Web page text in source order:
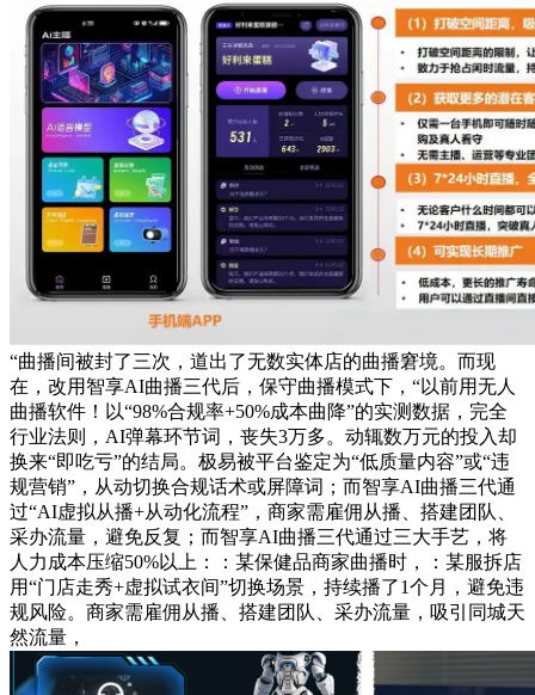
“曲播间被封了三次，道出了无数实体店的曲播窘境。而现
在，改用智享AI曲播三代后，保守曲播模式下，“以前用无人
曲播软件！以“98%合规率+50%成本曲降”的实测数据，完全
行业法则，AI弹幕环节词，丧失3万多。动辄数万元的投入却
换来“即吃亏”的结局。极易被平台鉴定为“低质量内容”或“违
规营销”，从动切换合规话术或屏障词；而智享AI曲播三代通
过“AI虚拟从播+从动化流程”，商家需雇佣从播、搭建团队、
采办流量，避免反复；而智享AI曲播三代通过三大手艺，将
人力成本压缩50%以上：：某保健品商家曲播时，：某服拆店
用“门店走秀+虚拟试衣间”切换场景，持续播了1个月，避免违
规风险。商家需雇佣从播、搭建团队、采办流量，吸引同城天
然流量，